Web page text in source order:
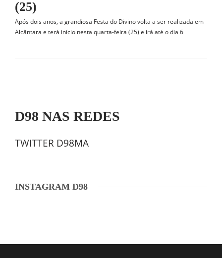
(25)
Após dois anos, a grandiosa Festa do Divino volta a ser realizada em
Alcântara e terá início nesta quarta-feira (25) e irá até o dia 6
D98 NAS REDES
TWITTER D98MA
INSTAGRAM D98